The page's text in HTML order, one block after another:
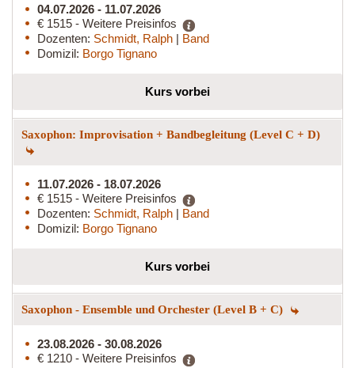
04.07.2026 - 11.07.2026
€ 1515 - Weitere Preisinfos
Dozenten: Schmidt, Ralph | Band
Domizil: Borgo Tignano
Kurs vorbei
Saxophon: Improvisation + Bandbegleitung (Level C + D)
11.07.2026 - 18.07.2026
€ 1515 - Weitere Preisinfos
Dozenten: Schmidt, Ralph | Band
Domizil: Borgo Tignano
Kurs vorbei
Saxophon - Ensemble und Orchester (Level B + C)
23.08.2026 - 30.08.2026
€ 1210 - Weitere Preisinfos